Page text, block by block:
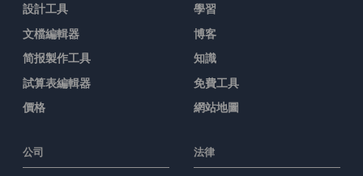
設計工具
文檔編輯器
简报製作工具
試算表編輯器
價格
學習
博客
知識
免費工具
網站地圖
公司 法律